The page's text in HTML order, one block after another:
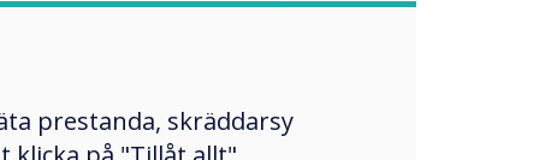
prestanda, skräddarsy